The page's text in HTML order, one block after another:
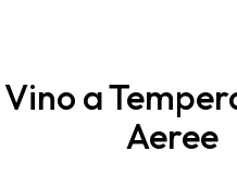
a
Aeree